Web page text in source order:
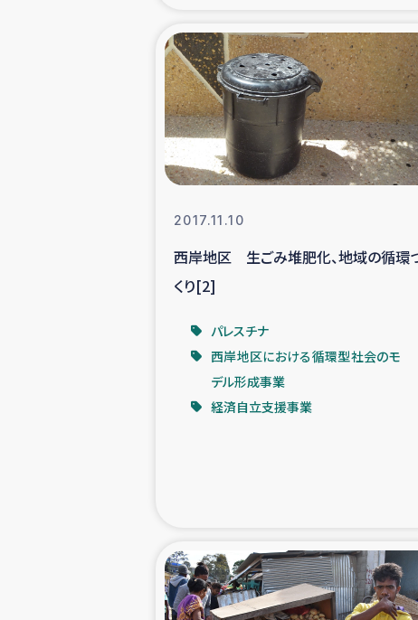
石巻市街地
仮設住宅生活支
インターン・
居場所
ガザ地区における
ふりかけ普及と食生活
コーヒー
ベイルート大規
2017.11.10
西岸地区 生ごみ堆肥化、地域の循環
くり[2]
パレスチナ
西岸地区における循環型社会のモ
デル形成事業
経済自立支援事業